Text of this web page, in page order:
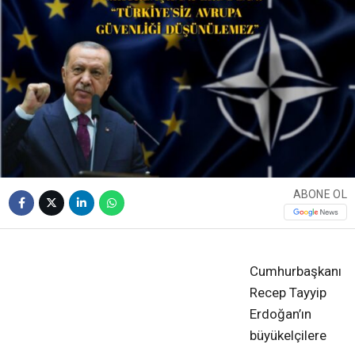
ABONE OL
Cumhurbaşkanı
Recep Tayyip
Erdoğan’ın
büyükelçilere